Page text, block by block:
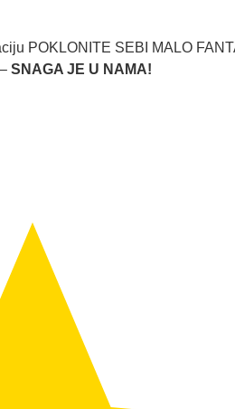
POKLONITE SEBI MALO
SNAGA JE U NAMA!